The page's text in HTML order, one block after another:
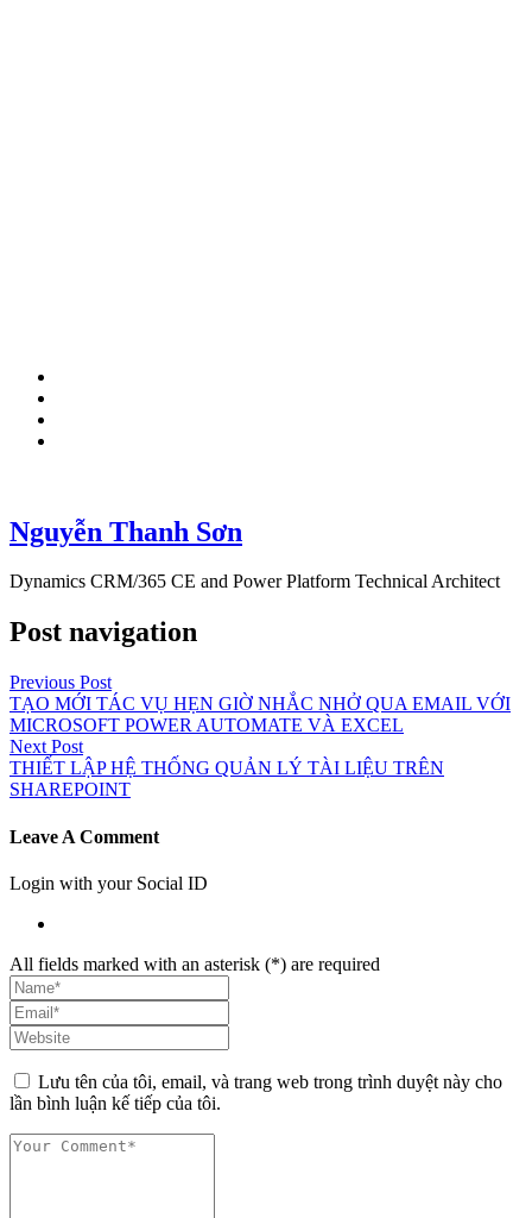
Nguyễn Thanh Sơn
Dynamics CRM/365 CE and Power Platform Technical Architect
Post navigation
Previous Post
TẠO MỚI TÁC VỤ HẸN GIỜ NHẮC NHỞ QUA EMAIL VỚI
MICROSOFT POWER AUTOMATE VÀ EXCEL
Next Post
THIẾT LẬP HỆ THỐNG QUẢN LÝ TÀI LIỆU TRÊN
SHAREPOINT
Leave A Comment
Login with your Social ID
All fields marked with an asterisk (*) are required
Lưu tên của tôi, email, và trang web trong trình duyệt này cho
lần bình luận kế tiếp của tôi.